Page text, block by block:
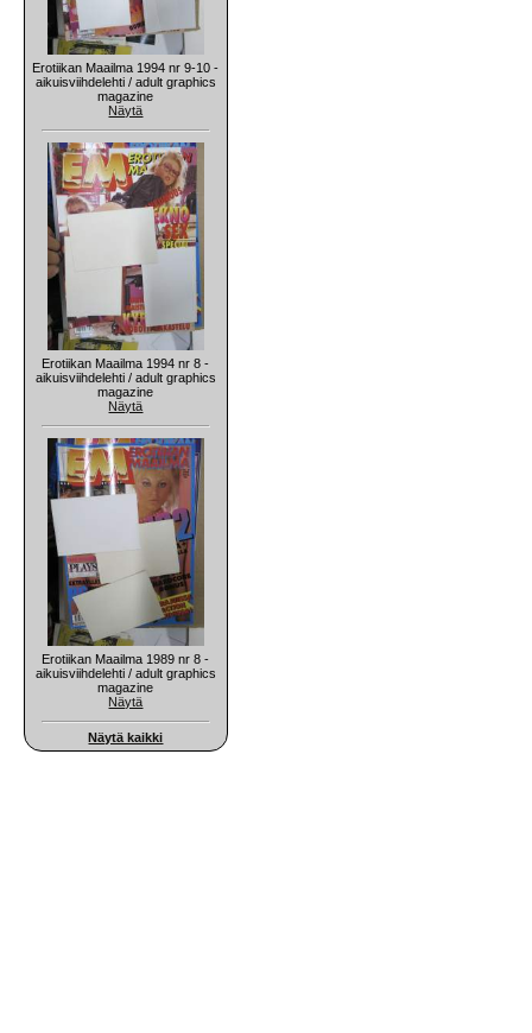
Erotiikan Maailma 1994 nr 9-10 -
aikuisviihdelehti / adult graphics
magazine
Näytä
Erotiikan Maailma 1994 nr 8 -
aikuisviihdelehti / adult graphics
magazine
Näytä
Erotiikan Maailma 1989 nr 8 -
aikuisviihdelehti / adult graphics
magazine
Näytä
Näytä kaikki